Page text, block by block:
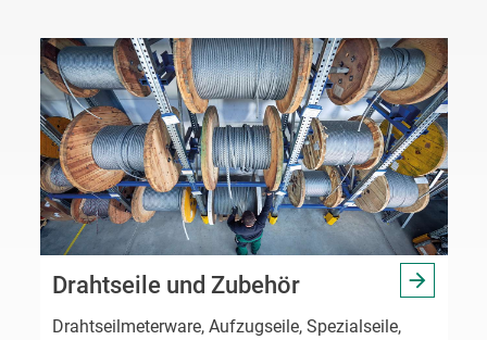
Drahtseile und Zubehör
Drahtseilmeterware, Aufzugseile, Spezialseile,